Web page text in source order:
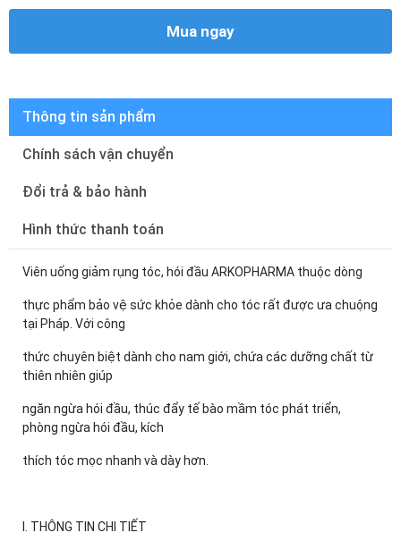
Mua ngay
Thông tin sản phẩm
Chính sách vận chuyển
Đổi trả & bảo hành
Hình thức thanh toán
Viên uống giảm rụng tóc, hói đầu ARKOPHARMA thuộc dòng
thực phẩm bảo vệ sức khỏe dành cho tóc rất được ưa chuộng
tại Pháp. Với công
thức chuyên biệt dành cho nam giới, chứa các dưỡng chất từ
thiên nhiên giúp
ngăn ngừa hói đầu, thúc đẩy tế bào mầm tóc phát triển,
phòng ngừa hói đầu, kích
thích tóc mọc nhanh và dày hơn.
I. THÔNG TIN CHI TIẾT